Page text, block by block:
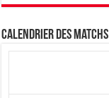
Calendrier des matchs